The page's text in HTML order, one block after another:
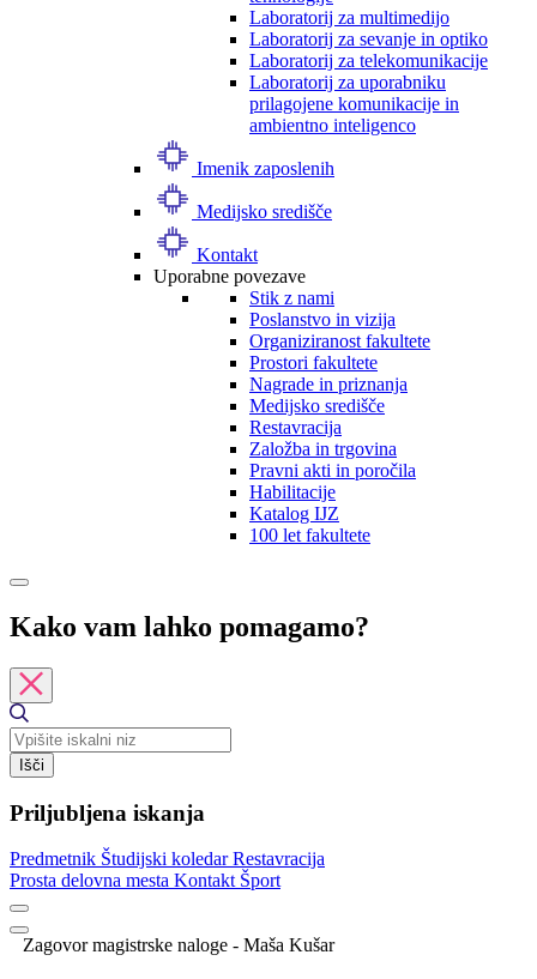
Laboratorij za multimedijo
Laboratorij za sevanje in optiko
Laboratorij za telekomunikacije
Laboratorij za uporabniku
prilagojene komunikacije in
ambientno inteligenco
Imenik zaposlenih
Medijsko središče
Kontakt
Uporabne povezave
Stik z nami
Poslanstvo in vizija
Organiziranost fakultete
Prostori fakultete
Nagrade in priznanja
Medijsko središče
Restavracija
Založba in trgovina
Pravni akti in poročila
Habilitacije
Katalog IJZ
100 let fakultete
Kako vam lahko pomagamo?
Išči
Priljubljena iskanja
Predmetnik Študijski koledarRestavracija
Prosta delovna mesta Kontakt Šport
Zagovor magistrske naloge - Maša Kušar